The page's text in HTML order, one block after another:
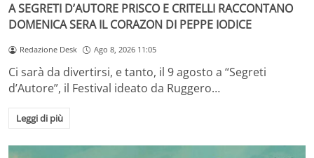
A SEGRETI D’AUTORE PRISCO E CRITELLI RACCONTANO
DOMENICA SERA IL CORAZON DI PEPPE IODICE
Redazione Desk Ago 8, 2026 11:05
Ci sarà da divertirsi, e tanto, il 9 agosto a “Segreti
d’Autore”, il Festival ideato da Ruggero…
Leggi di più